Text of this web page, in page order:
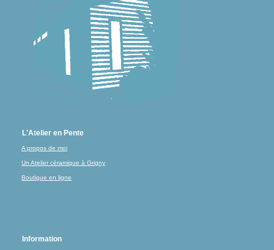
L'Atelier en Pente
A propos de moi
Un Atelier céramique à Grigny
Boutique en ligne
Information